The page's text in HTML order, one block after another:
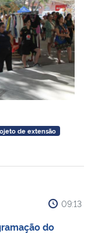
de extensão
09:13
do